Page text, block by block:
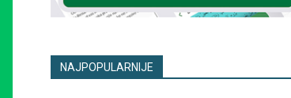
NAJPOPULARNIJE